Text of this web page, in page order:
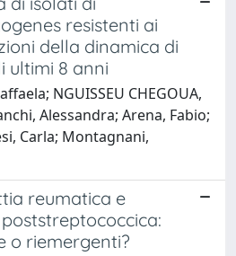
resistenti ai
della dinamica di
ultimi 8 anni
NGUISSEU CHEGOUA,
Alessandra; Arena, Fabio;
Carla; Montagnani,
reumatica e
o riemergenti?